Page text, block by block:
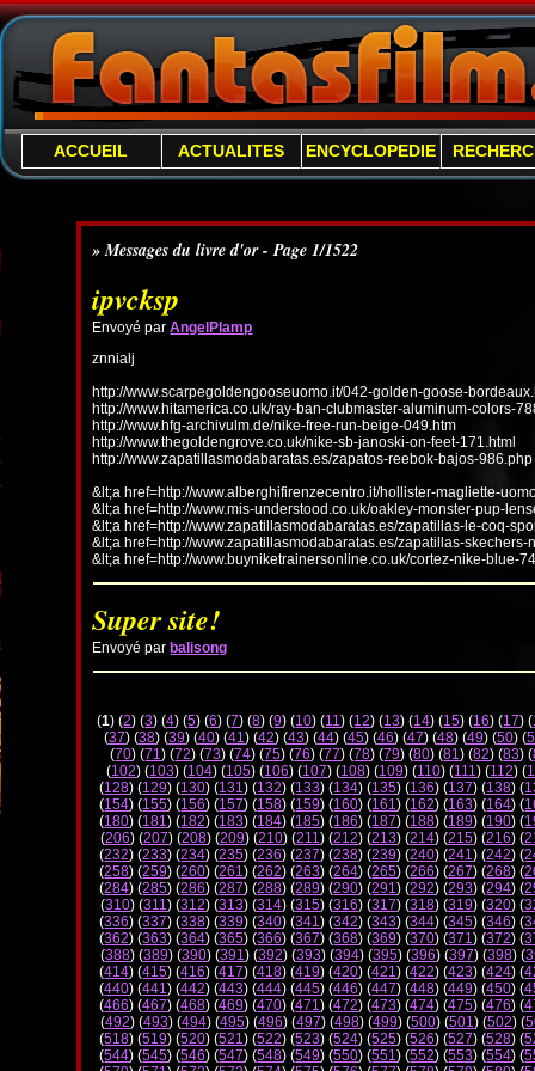
ACCUEIL ACTUALITES ENCYCLOPEDIE
» Messages du livre d'or - Page 1/1522
ipvcksp
Envoyé parAngelPlamp
znnialj
http://www.scarpegoldengooseuomo.it/042-golden-goose-
http://www.hitamerica.co.uk/ray-ban-clubmaster-aluminum-colors-
http://www.hfg-archivulm.de/nike-free-run-beige-049.htm
http://www.thegoldengrove.co.uk/nike-sb-janoski-on-feet-171.html
http://www.zapatillasmodabaratas.es/zapatos-reebok-bajos-986.php
&lt;a href=http://www.alberghifirenzecentro.it/hollister-magliette-
&lt;a href=http://www.mis-understood.co.uk/oakley-monster-pup-
&lt;a href=http://www.zapatillasmodabaratas.es/zapatillas-le-coq-
&lt;a href=http://www.zapatillasmodabaratas.es/zapatillas-
&lt;a href=http://www.buyniketrainersonline.co.uk/cortez-nike-blue-
Super site!
Envoyé par balisong
(1) (2) (3) (4) (5) (6) (7) (8) (9) (10) (11) (12) (13) (14) (15) (16) (17) (
(37) (38) (39) (40) (41) (42) (43) (44) (45) (46) (47) (48) (49) (50) (
(70) (71) (72) (73) (74) (75) (76) (77) (78) (79) (80) (81) (82) (83) (
(102) (103) (104) (105) (106) (107) (108) (109) (110) (111) (112) (
(128) (129) (130) (131) (132) (133) (134) (135) (136) (137) (138) (
(154) (155) (156) (157) (158) (159) (160) (161) (162) (163) (164) (
(180) (181) (182) (183) (184) (185) (186) (187) (188) (189) (190) (
(206) (207) (208) (209) (210) (211) (212) (213) (214) (215) (216) (
(232) (233) (234) (235) (236) (237) (238) (239) (240) (241) (242) (
(258) (259) (260) (261) (262) (263) (264) (265) (266) (267) (268) (
(284) (285) (286) (287) (288) (289) (290) (291) (292) (293) (294) (
(310) (311) (312) (313) (314) (315) (316) (317) (318) (319) (320) (
(336) (337) (338) (339) (340) (341) (342) (343) (344) (345) (346) (
(362) (363) (364) (365) (366) (367) (368) (369) (370) (371) (372) (
(388) (389) (390) (391) (392) (393) (394) (395) (396) (397) (398) (
(414) (415) (416) (417) (418) (419) (420) (421) (422) (423) (424) (
(440) (441) (442) (443) (444) (445) (446) (447) (448) (449) (450) (
(466) (467) (468) (469) (470) (471) (472) (473) (474) (475) (476) (
(492) (493) (494) (495) (496) (497) (498) (499) (500) (501) (502) (
(518) (519) (520) (521) (522) (523) (524) (525) (526) (527) (528) (
(544) (545) (546) (547) (548) (549) (550) (551) (552) (553) (554) (